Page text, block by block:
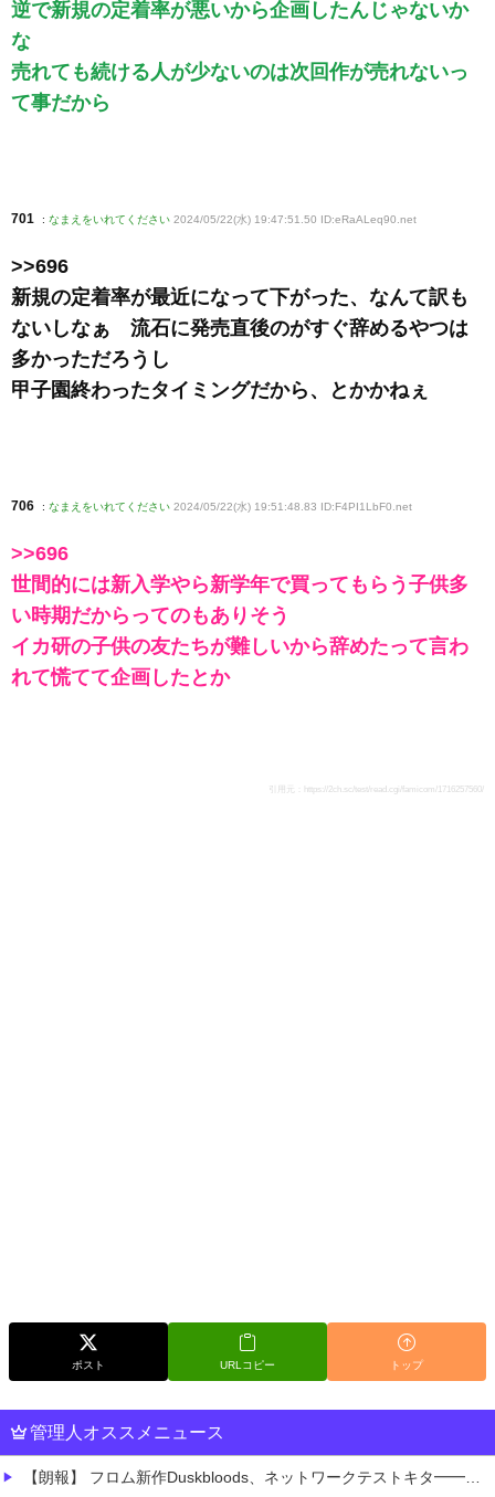
逆で新規の定着率が悪いから企画したんじゃないか
な
売れても続ける人が少ないのは次回作が売れないっ
て事だから
701 : なまえをいれてください 2024/05/22(水) 19:47:51.50 ID:eRaALeq90 .net
>>696
新規の定着率が最近になって下がった、なんて訳も
ないしなぁ 流石に発売直後のがすぐ辞めるやつは
多かっただろうし
甲子園終わったタイミングだから、とかかねぇ
706 : なまえをいれてください 2024/05/22(水) 19:51:48.83 ID:F4PI1LbF0 .net
>>696
世間的には新入学やら新学年で買ってもらう子供多
い時期だからってのもありそう
イカ研の子供の友たちが難しいから辞めたって言わ
れて慌てて企画したとか
引用元： https://2ch.sc/test/read.cgi/famicom/1716257560/
ポスト URLコピー トップ
管理人オススメニュース
【朗報】 フロム新作Duskbloods、ネットワークテストキタ━━━━(゜∀゜)━━━━!!